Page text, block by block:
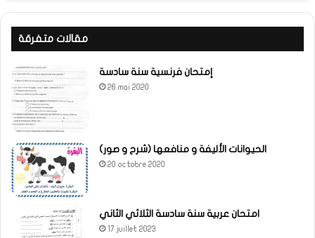
مقالات متفرقة
إمتحان فرنسية سنة سادسة
26 mai 2020
الحيوانات الأليفة و منافعها (شرح و صور)
20 octobre 2020
امتحان عربية سنة سادسة الثلاثي الثاني
17 juillet 2023